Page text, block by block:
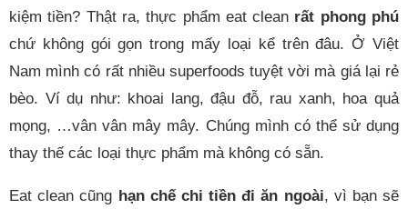
kiệm tiền? Thật ra, thực phẩm eat clean rất phong phú
chứ không gói gọn trong mấy loại kể trên đâu. Ở Việt
Nam mình có rất nhiều superfoods tuyệt vời mà giá lại rẻ
bèo. Ví dụ như: khoai lang, đậu đỗ, rau xanh, hoa quả
mọng, …vân vân mây mây. Chúng mình có thể sử dụng
thay thế các loại thực phẩm mà không có sẵn.
Eat clean cũng hạn chế chi tiền đi ăn ngoài, vì bạn sẽ